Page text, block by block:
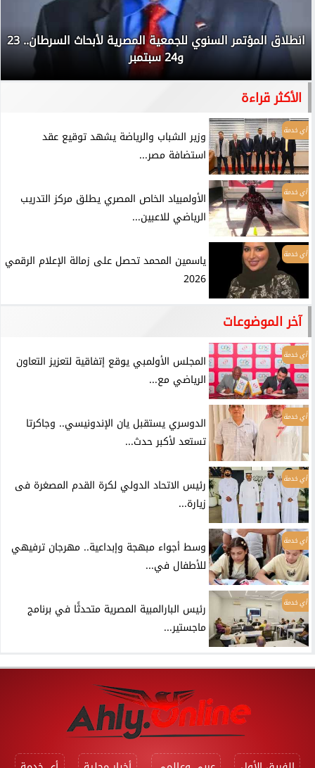
انطلاق المؤتمر السنوي للجمعية المصرية لأبحاث السرطان.. 23
و24 سبتمبر
الأكثر قراءة
أي خدمة
وزير الشباب والرياضة يشهد توقيع عقد
استضافة مصر...
أي خدمة
الأولمبياد الخاص المصري يطلق مركز التدريب
الرياضي للاعبين...
أي خدمة
ياسمين المحمد تحصل على زمالة الإعلام الرقمي
2026
آخر الموضوعات
أي خدمة
المجلس الأولمبي يوقع إتفاقية لتعزيز التعاون
الرياضي مع...
أي خدمة
الدوسري يستقبل يان الإندونيسي.. وجاكرتا
تستعد لأكبر حدث...
أي خدمة
رئيس الاتحاد الدولي لكرة القدم المصغرة فى
زيارة...
أي خدمة
وسط أجواء مبهجة وإبداعية.. مهرجان ترفيهي
للأطفال في...
أي خدمة
رئيس البارالمبية المصرية متحدثًا في برنامج
ماجستير...